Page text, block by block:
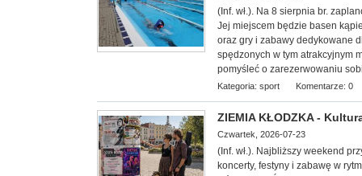
(Inf. wł.). Na 8 sierpnia br.
Jej miejscem będzie basen
oraz gry i zabawy dedykowane
spędzonych w tym atrakcyjnym
pomyśleć o zarezerwowaniu
Kategoria: sport Komentarze: 0
ZIEMIA KŁODZKA -
Czwartek, 2026-07-23
(Inf. wł.). Najbliższy weekend
koncerty, festyny i zabawę w